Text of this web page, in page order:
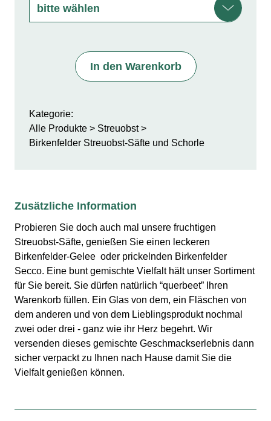
In den Warenkorb
Kategorie:
Alle Produkte
Streuobst
Birkenfelder Streuobst-Säfte und Schorle
Zusätzliche Information
Probieren Sie doch auch mal unsere fruchtigen
Streuobst-Säfte, genießen Sie einen leckeren
Birkenfelder-Gelee oder prickelnden Birkenfelder
Secco. Eine bunt gemischte Vielfalt hält unser Sortiment
für Sie bereit. Sie dürfen natürlich “querbeet” Ihren
Warenkorb füllen. Ein Glas von dem, ein Fläschen von
dem anderen und von dem Lieblingsprodukt nochmal
zwei oder drei - ganz wie ihr Herz begehrt. Wir
versenden dieses gemischte Geschmackserlebnis dann
sicher verpackt zu Ihnen nach Hause damit Sie die
Vielfalt genießen können.